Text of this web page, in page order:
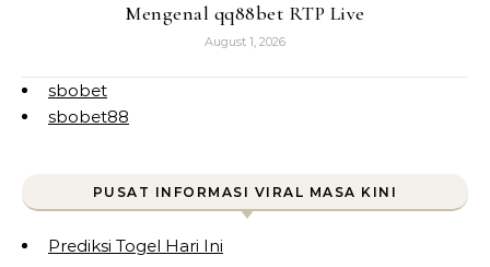
Mengenal qq88bet RTP Live
August 1, 2026
sbobet
sbobet88
PUSAT INFORMASI VIRAL MASA KINI
Prediksi Togel Hari Ini